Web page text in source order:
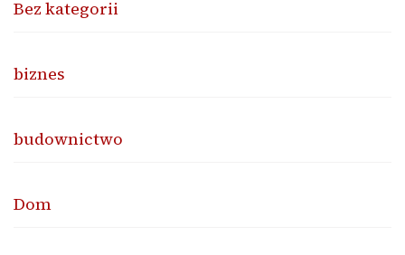
Bez kategorii
biznes
budownictwo
Dom